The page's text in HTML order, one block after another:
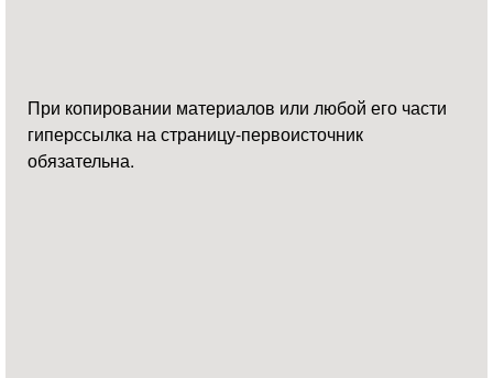
При копировании материалов или любой его части
гиперссылка на страницу-первоисточник
обязательна.